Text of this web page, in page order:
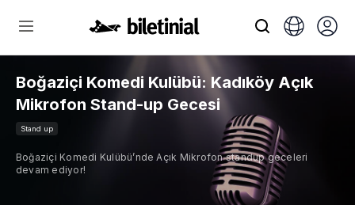
Boğaziçi Komedi Kulübü: Kadıköy Açık
Mikrofon Stand-up Gecesi
Stand up
Boğaziçi Komedi Kulübü’nde Açık Mikrofon standup geceleri
devam ediyor!